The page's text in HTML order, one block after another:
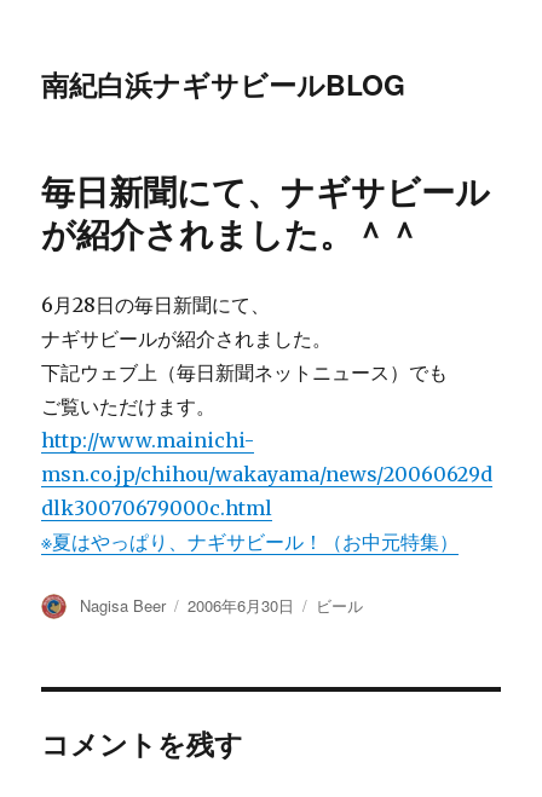
南紀白浜ナギサビールBLOG
毎日新聞にて、ナギサビール
が紹介されました。＾＾
6月28日の毎日新聞にて、
ナギサビールが紹介されました。
下記ウェブ上（毎日新聞ネットニュース）でも
ご覧いただけます。
http://www.mainichi-
msn.co.jp/chihou/wakayama/news/20060629d
dlk30070679000c.html
※夏はやっぱり、ナギサビール！（お中元特集）
投
Nagisa Beer
投
2006年6月30日
カ
ビール
コメントを残す